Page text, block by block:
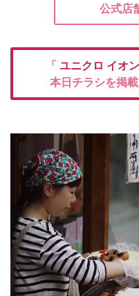
公式店
「 ユニクロ イオ
本日チラシを掲